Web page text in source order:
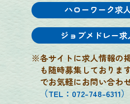
ハローワーク求
ジョブメドレー求
各サイトに求人情報の
も随時募集しておりま
でお気軽にお問い合わ
（TEL：072-748-6311）